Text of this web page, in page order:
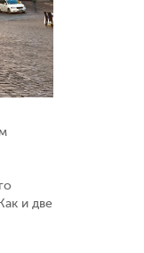
и две